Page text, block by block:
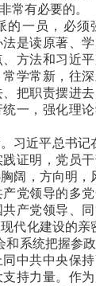
常有必要的。
的一员，必须
是读原著、
方法和习近
学常新，往深
把职责摆进去
一，强化理
习近平总书
证明，党员
阔，方向明，
党领导的多
产党领导、
代化建设的亲
和系统把握参
中共中央保
持力量。作